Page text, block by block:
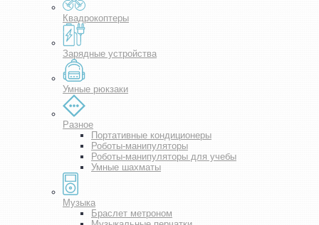
Квадрокоптеры
Зарядные устройства
Умные рюкзаки
Разное
Портативные кондиционеры
Роботы-манипуляторы
Роботы-манипуляторы для учебы
Умные шахматы
Музыка
Браслет метроном